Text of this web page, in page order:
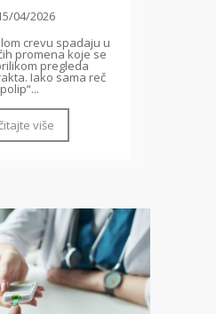
04/2026
crevu spadaju u
promena koje se
pregleda
Iako sama reč
više